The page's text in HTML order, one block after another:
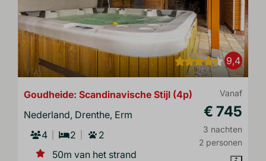
9,4
Vanaf
€ 745
3 nachten
2 personen
Goudheide: Scandinavische Stijl (4p)
Nederland, Drenthe, Erm
4
2
2
50m van het strand